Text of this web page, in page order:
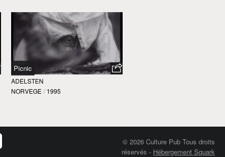
Picnic
ADELSTEN
NORVEGE / 1995
© 2026 Culture Pub Tous droits
réservés - Hébergement Squark